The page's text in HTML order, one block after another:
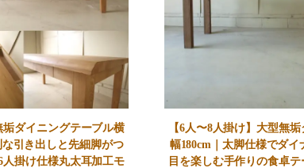
垢ダイニングテーブル横
な引き出しと先細脚がつ
人掛け仕様丸太耳加工モ
【6人〜8人掛け】大型無
幅180cm｜太脚仕様でダイ
目を楽しむ手作りの食卓